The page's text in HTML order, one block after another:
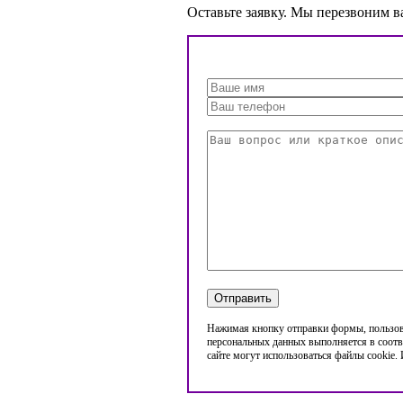
Оставьте заявку. Мы перезвоним
Нажимая кнопку отправки формы,
персональных данных выполняется в
сайте могут использоваться файлы